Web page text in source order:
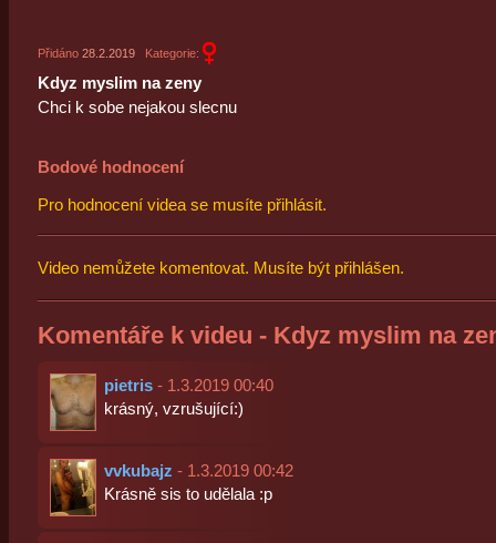
Přidáno 28.2.2019 Kategorie:
Kdyz myslim na zeny
Chci k sobe nejakou slecnu
Bodové hodnocení
Pro hodnocení videa se musíte přihlásit.
Video nemůžete komentovat. Musíte být přihlášen.
Komentáře k videu - Kdyz myslim na
pietris- 1.3.2019 00:40
krásný, vzrušující:)
vvkubajz - 1.3.2019 00:42
Krásně sis to udělala :p